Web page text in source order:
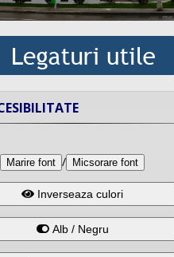
Marire font / Micsorare font
Inverseaza culori
Alb / Negru